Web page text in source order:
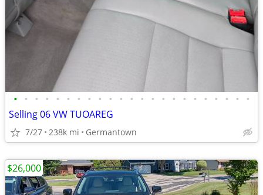
• • • • • • • • • • • • • • • • • • • • • • •
Selling 06 VW TUOAREG
7/27 238k mi Germantown
$26,000